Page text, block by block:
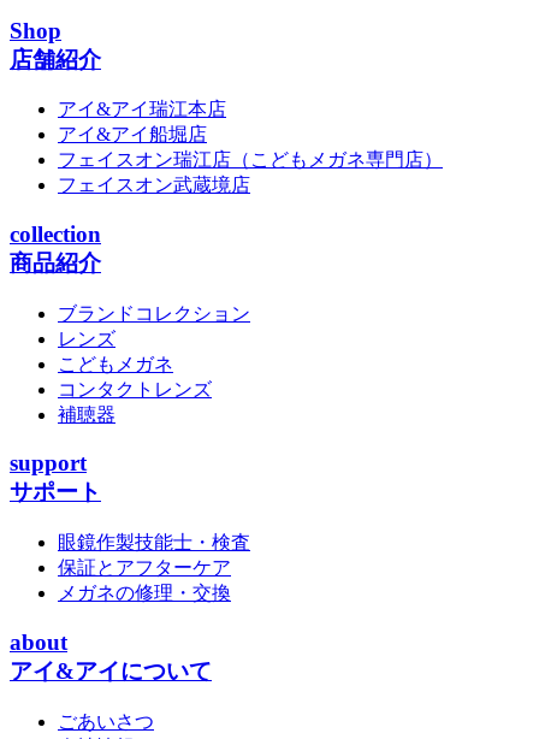
Shop
店舗紹介
アイ&アイ瑞江本店
アイ&アイ船堀店
フェイスオン瑞江店 （こどもメガネ専門店）
フェイスオン武蔵境店
collection
商品紹介
ブランドコレクション
レンズ
こどもメガネ
コンタクトレンズ
補聴器
support
サポート
眼鏡作製技能士・検査
保証とアフターケア
メガネの修理・交換
about
アイ&アイについて
ごあいさつ